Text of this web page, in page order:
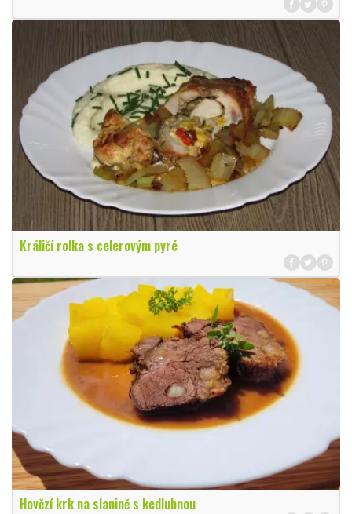
Králičí rolka s celerovým pyré
Hovězí krk na slanině s kedlubnou